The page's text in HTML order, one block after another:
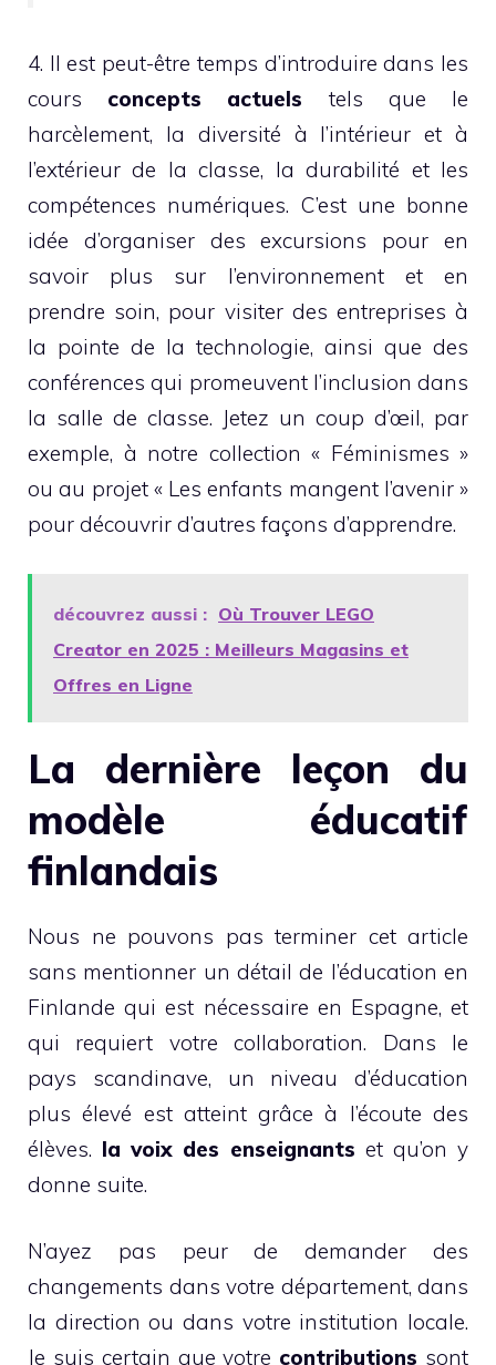
4. Il est peut-être temps d’introduire dans les
cours concepts actuels tels que le
harcèlement, la diversité à l’intérieur et à
l’extérieur de la classe, la durabilité et les
compétences numériques. C’est une bonne
idée d’organiser des excursions pour en
savoir plus sur l’environnement et en
prendre soin, pour visiter des entreprises à
la pointe de la technologie, ainsi que des
conférences qui promeuvent l’inclusion dans
la salle de classe. Jetez un coup d’œil, par
exemple, à notre collection « Féminismes »
ou au projet « Les enfants mangent l’avenir »
pour découvrir d’autres façons d’apprendre.
découvrez aussi : Où Trouver LEGO
Creator en 2025 : Meilleurs Magasins et
Offres en Ligne
La dernière leçon du
modèle éducatif
finlandais
Nous ne pouvons pas terminer cet article
sans mentionner un détail de l’éducation en
Finlande qui est nécessaire en Espagne, et
qui requiert votre collaboration. Dans le
pays scandinave, un niveau d’éducation
plus élevé est atteint grâce à l’écoute des
élèves. la voix des enseignants et qu’on y
donne suite.
N’ayez pas peur de demander des
changements dans votre département, dans
la direction ou dans votre institution locale.
Je suis certain que votre contributions sont